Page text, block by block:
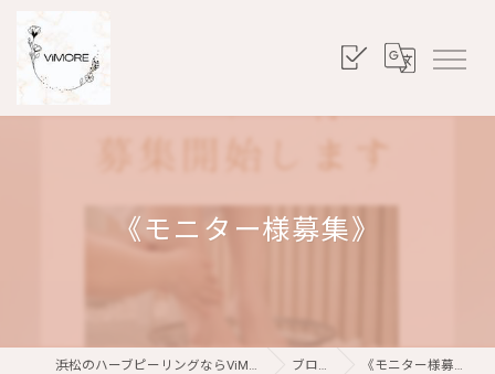
《モニター様募集》
浜松のハーブピーリングならViMORE ブログ 《モニター様募集》